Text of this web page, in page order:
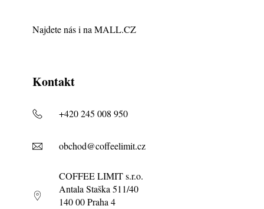
Najdete nás i naMALL.CZ
Kontakt
+420 245 008 950
obchod@coffeelimit.cz
COFFEE LIMIT s.r.o.
Antala Staška 511/40
140 00 Praha 4